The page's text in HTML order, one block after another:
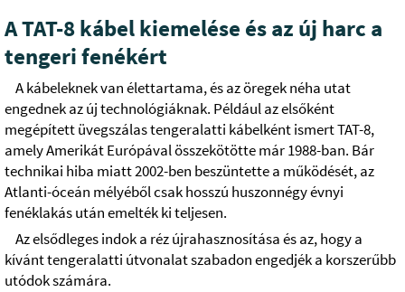
A TAT-8 kábel kiemelése és az új harc a
tengeri fenékért
A kábeleknek van élettartama, és az öregek néha utat
engednek az új technológiáknak. Például az elsőként
megépített üvegszálas tengeralatti kábelként ismert TAT-8,
amely Amerikát Európával összekötötte már 1988-ban. Bár
technikai hiba miatt 2002-ben beszüntette a működését, az
Atlanti-óceán mélyéből csak hosszú huszonnégy évnyi
fenéklakás után emelték ki teljesen.
Az elsődleges indok a réz újrahasznosítása és az, hogy a
kívánt tengeralatti útvonalat szabadon engedjék a korszerűbb
utódok számára.